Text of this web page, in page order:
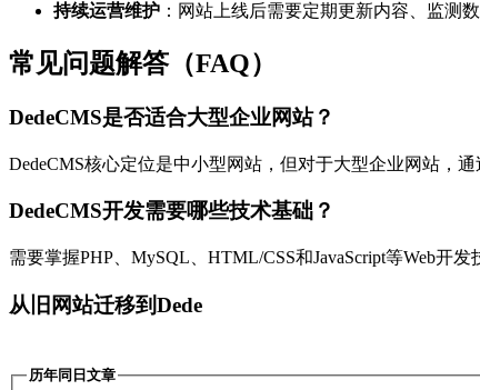
持续运营维护 ：网站上线后需要定期更新内容、监测
常见问题解答（FAQ）
DedeCMS是否适合大型企业网站？
DedeCMS核心定位是中小型网站，但对于大型企业网站，
DedeCMS开发需要哪些技术基础？
需要掌握PHP、MySQL、HTML/CSS和JavaScript等Web开
从旧网站迁移到Dede
历年同日文章